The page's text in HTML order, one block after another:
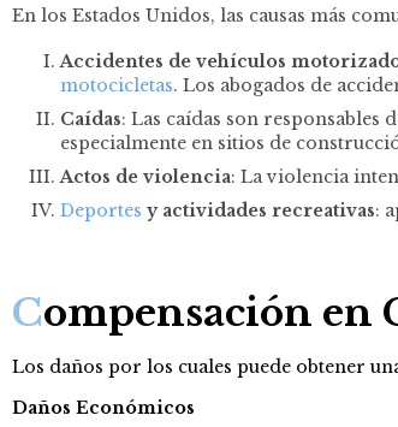
En los Estados Unidos, las causas más
Accidentes de vehículos
motocicletas. Los abogados de
Caídas: Las caídas son responsables
especialmente en sitios de
Actos de violencia: La violencia
Deportes y actividades recreativas:
Compensación en
Los daños por los cuales puede obtener
Daños Económicos